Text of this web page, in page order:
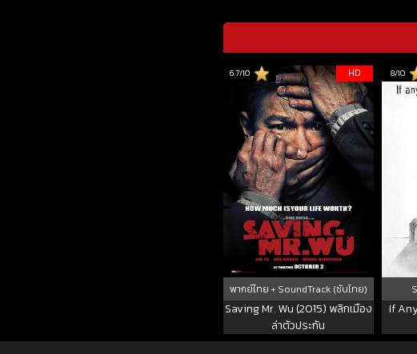
6.7/10 HD
พากย์ไทย + SoundTrack (ซับไทย)
Saving Mr. Wu (2015) พลิกเมือง
ล่าตัวประกัน
8/10
If